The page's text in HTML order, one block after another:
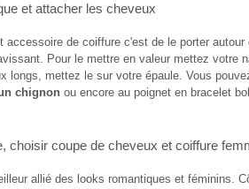
et attacher les cheveux
accessoire de coiffure c'est de le porter autour
Pour le mettre en valeur mettez votre
longs, mettez le sur votre épaule. Vous
chignon ou encore au poignet en bracelet
, choisir coupe de cheveux et coiffure
allié des looks romantiques et féminins.